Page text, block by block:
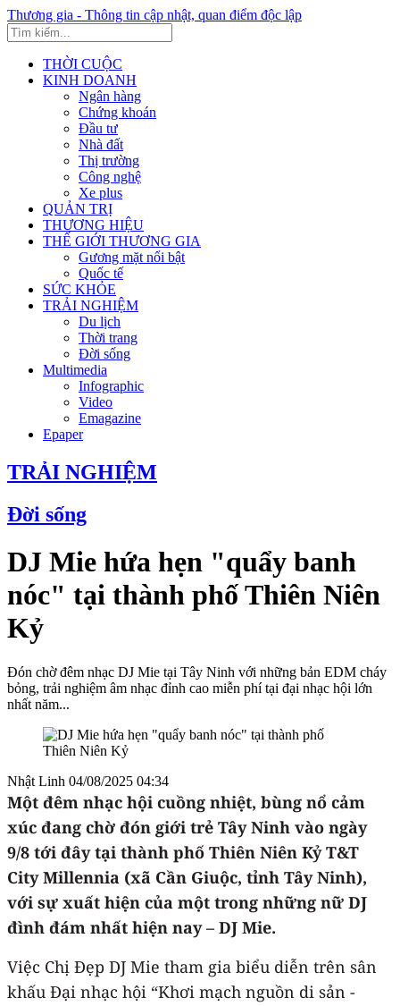
Thương gia - Thông tin cập nhật, quan điểm độc lập
THỜI CUỘC
KINH DOANH
Ngân hàng
Chứng khoán
Đầu tư
Nhà đất
Thị trường
Công nghệ
Xe plus
QUẢN TRỊ
THƯƠNG HIỆU
THẾ GIỚI THƯƠNG GIA
Gương mặt nổi bật
Quốc tế
SỨC KHỎE
TRẢI NGHIỆM
Du lịch
Thời trang
Đời sống
Multimedia
Infographic
Video
Emagazine
Epaper
TRẢI NGHIỆM
Đời sống
DJ Mie hứa hẹn "quẩy banh
nóc" tại thành phố Thiên Niên
Kỷ
Đón chờ đêm nhạc DJ Mie tại Tây Ninh với những bản EDM cháy
bỏng, trải nghiệm âm nhạc đỉnh cao miễn phí tại đại nhạc hội lớn
nhất năm...
Nhật Linh 04/08/2025 04:34
Một đêm nhạc hội cuồng nhiệt, bùng nổ cảm
xúc đang chờ đón giới trẻ Tây Ninh vào ngày
9/8 tới đây tại thành phố Thiên Niên Kỷ T&T
City Millennia (xã Cần Giuộc, tỉnh Tây Ninh),
với sự xuất hiện của một trong những nữ DJ
đình đám nhất hiện nay – DJ Mie.
Việc Chị Đẹp DJ Mie tham gia biểu diễn trên sân
khấu Đại nhạc hội “Khơi mạch nguồn di sản -